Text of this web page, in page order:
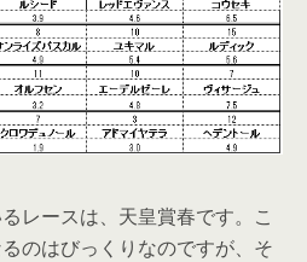
レースは、天皇賞春です。こ
のはびっくりなのですが、そ